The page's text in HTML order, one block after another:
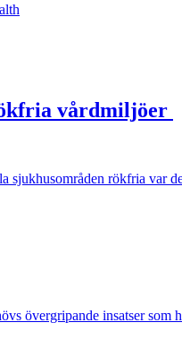
vårdmiljöer
sjukhusområden rökfria var
övergripande insatser